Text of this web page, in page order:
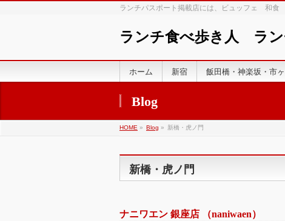
ランチパスポート掲載店には、ビュッフェ 和
ランチ食べ歩き人 ラ
ホーム 新宿 飯田橋・神楽坂・市
Blog
HOME » Blog » 新橋・虎ノ門
新橋・虎ノ門
ナニワエン 銀座店 （naniwaen）